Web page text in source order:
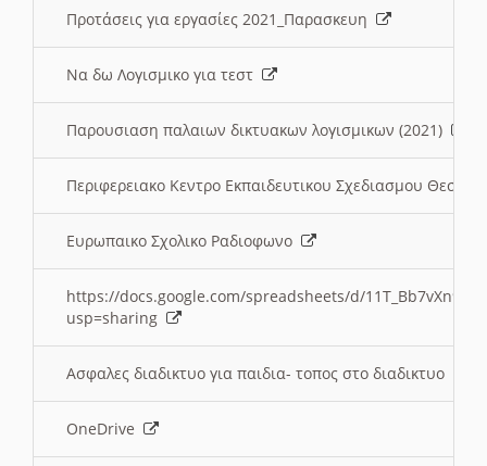
Προτάσεις για εργασίες 2021_Παρασκευη
Να δω Λογισμικο για τεστ
Παρουσιαση παλαιων δικτυακων λογισμικων (2021)
Περιφερειακο Κεντρο Εκπαιδευτικου Σχεδιασμου
Ευρωπαικο Σχολικο Ραδιοφωνο
https://docs.google.com/spreadsheets/d/
usp=sharing
Ασφαλες διαδικτυο για παιδια- τοπος στο διαδικτυο
OneDrive